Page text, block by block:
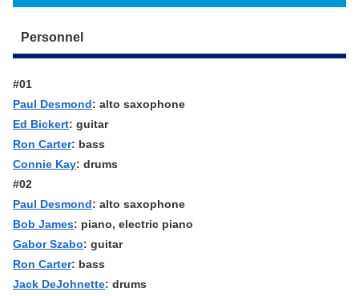
Personnel
#01
Paul Desmond: alto saxophone
Ed Bickert: guitar
Ron Carter: bass
Connie Kay: drums
#02
Paul Desmond: alto saxophone
Bob James: piano, electric piano
Gabor Szabo: guitar
Ron Carter: bass
Jack DeJohnette: drums